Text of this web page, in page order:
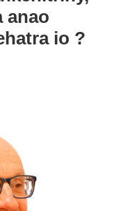
anao
io ?